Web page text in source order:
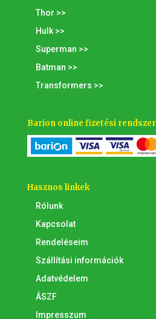
Thor >>
Hulk >>
Superman >>
Batman >>
Transformers >>
Barion online fizetési rendszer
Hasznos linkek
Rólunk
Kapcsolat
Rendeléseim
Szállítási információk
Adatvédelem
ÁSZF
Impresszum